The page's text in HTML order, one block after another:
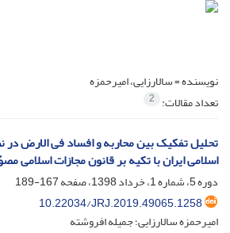
نویسنده =سالارزایی، امیرحمزه
تعداد مقالات: 2
تحلیل تفکیک بین محاربه و افساد فی الارض در
اسلامی ایران با تکیه بر قانون مجازات اسلامی
دوره 5، شماره 1، خرداد 1398، صفحه
167-189
10.22034/JRJ.2019.49065.1258
امیرحمزه سالارزایی؛ جمیله افروشته